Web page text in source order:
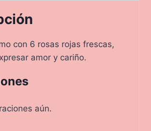
con 6 rosas rojas frescas,
amor y cariño.
aún.